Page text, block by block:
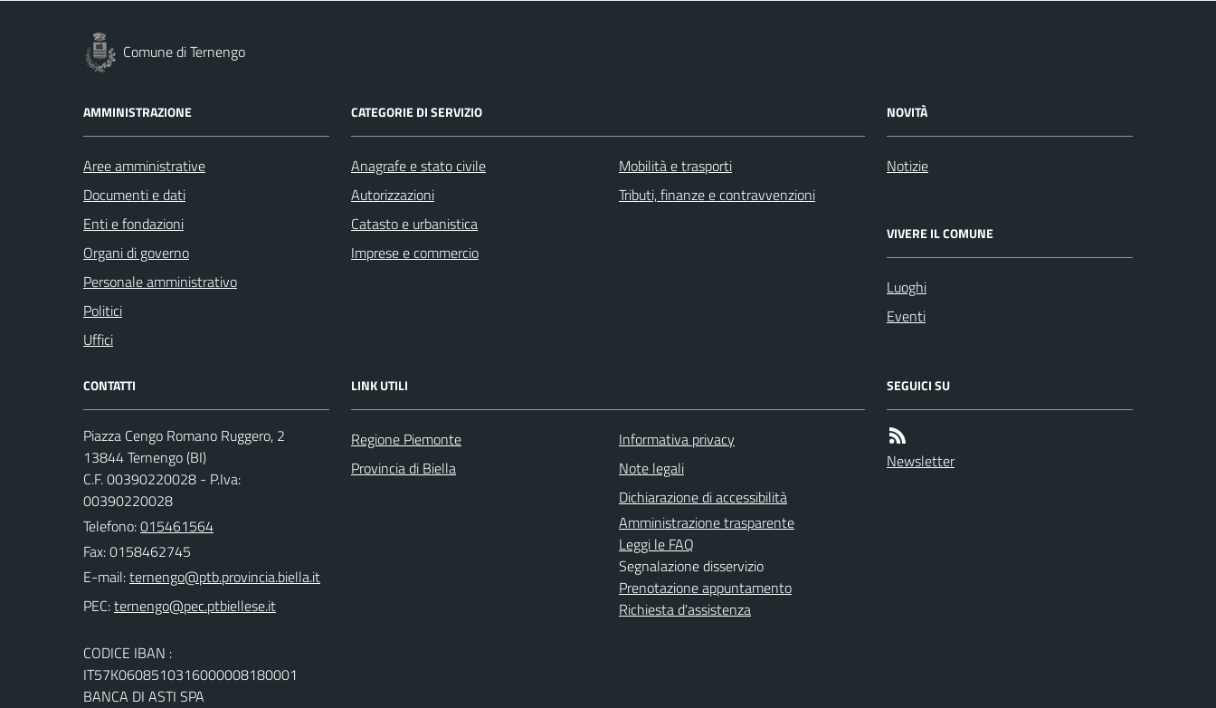
Comune di Ternengo
AMMINISTRAZIONE
Aree amministrative
Documenti e dati
Enti e fondazioni
Organi di governo
Personale amministrativo
Politici
Uffici
CATEGORIE DI SERVIZIO
Anagrafe e stato civile
Autorizzazioni
Catasto e urbanistica
Imprese e commercio
Mobilità e trasporti
Tributi, finanze e contravvenzioni
NOVITÀ
Notizie
VIVERE IL COMUNE
Luoghi
Eventi
CONTATTI
Piazza Cengo Romano Ruggero, 2
13844 Ternengo (BI)
C.F. 00390220028 - P.Iva:
00390220028
Telefono:015461564
Fax: 0158462745
E-mail:
PEC:
CODICE IBAN :
IT57K0608510316000008180001
BANCA DI ASTI SPA
LINK UTILI
Regione Piemonte
Provincia di Biella
Informativa privacy
Note legali
Dichiarazione di accessibilità
Amministrazione trasparente
Leggi le FAQ
Segnalazione disservizio
Prenotazione appuntamento
Richiesta d'assistenza
SEGUICI SU
Newsletter